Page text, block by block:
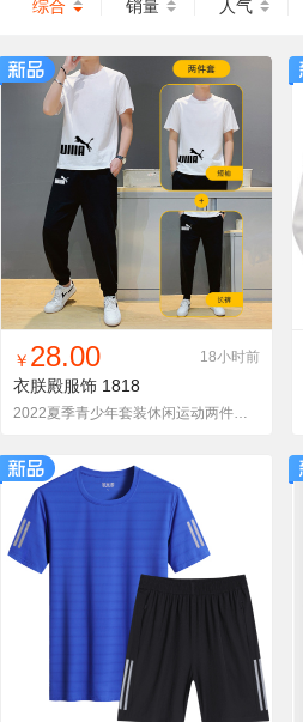
综合 销量 人气
找同款 加入铺货单 收藏
￥ 28.00 18小时前
衣朕殿服饰 1818
2022夏季青少年套装休闲运动两件套圆领两件卫衣男学生一套帅